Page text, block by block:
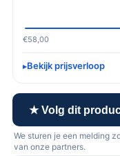
€58,00
Bekijk prijsverloop
★ Volg dit
We sturen je een melding
van onze partners.